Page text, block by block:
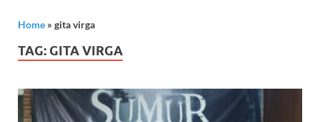
Home » gita virga
TAG: GITA VIRGA